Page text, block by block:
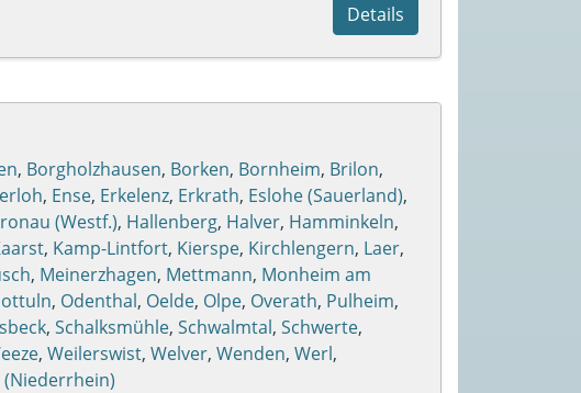
Details
, Borgholzhausen, Borken, Bornheim, Brilon,
, Ense, Erkelenz, Erkrath, Eslohe (Sauerland),
(Westf.), Hallenberg, Halver, Hamminkeln,
, Kamp-Lintfort, Kierspe, Kirchlengern, Laer,
, Meinerzhagen, Mettmann, Monheim am
, Odenthal, Oelde, Olpe, Overath, Pulheim,
, Schalksmühle, Schwalmtal, Schwerte,
, Weilerswist, Welver, Wenden, Werl,